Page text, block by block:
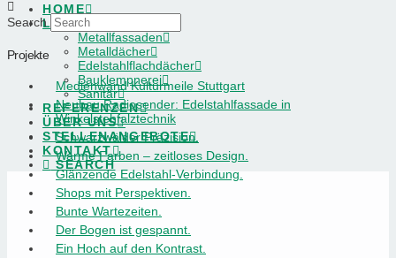
HOME
LEISTUNGEN
Metallfassaden
Metalldächer
Edelstahlflachdächer
Bauklempnerei
Sanitär
REFERENZEN
ÜBER UNS
STELLENANGEBOTE
KONTAKT
SEARCH
Search
Projekte
Medienwand Kulturmeile Stuttgart
Neubau Radiosender: Edelstahlfassade in
Winkelstehfalztechnik
Schwarzwälder Präzision.
Warme Farben – zeitloses Design.
Glänzende Edelstahl-Verbindung.
Shops mit Perspektiven.
Bunte Wartezeiten.
Der Bogen ist gespannt.
Ein Hoch auf den Kontrast.